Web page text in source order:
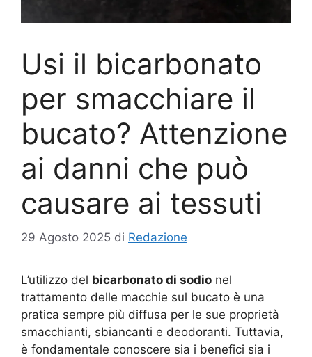
Usi il bicarbonato
per smacchiare il
bucato? Attenzione
ai danni che può
causare ai tessuti
29 Agosto 2025 di Redazione
L’utilizzo del bicarbonato di sodio nel
trattamento delle macchie sul bucato è una
pratica sempre più diffusa per le sue proprietà
smacchianti, sbiancanti e deodoranti. Tuttavia,
è fondamentale conoscere sia i benefici sia i